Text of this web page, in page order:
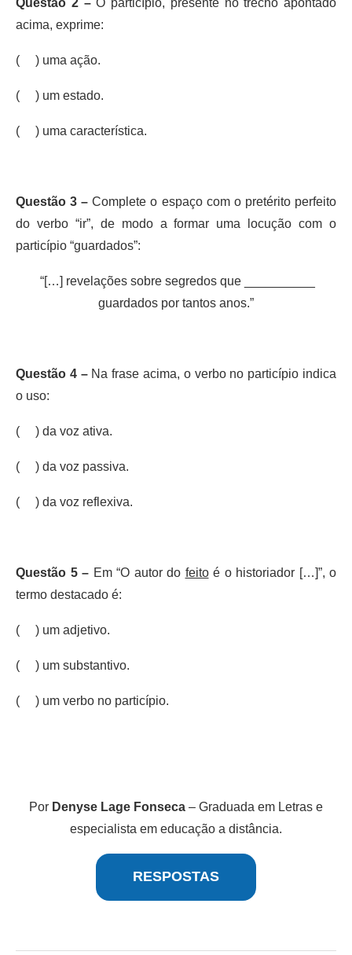
acima, exprime:
( ) uma ação.
( ) um estado.
( ) uma característica.
Questão 3 –Complete o espaço com o pretérito perfeito
do verbo “ir”, de modo a formar uma locução com o
particípio “guardados”:
“[…] revelações sobre segredos que __________
guardados por tantos anos.”
Questão 4 –Na frase acima, o verbo no particípio indica
o uso:
( ) da voz ativa.
( ) da voz passiva.
( ) da voz reflexiva.
Questão 5 – Em “O autor do feitoé o historiador […]”, o
termo destacado é:
( ) um adjetivo.
( ) um substantivo.
( ) um verbo no particípio.
Por Denyse Lage Fonseca – Graduada em Letras e
especialista em educação a distância.
RESPOSTAS